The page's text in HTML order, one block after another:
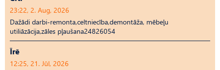
23:22, 2. Aug, 2026
Dažādi darbi-remonta,celtniecība,demontāža, mēbeļu
utiliāzācija,zāles pļaušana24826054
Īrē
12:25, 21. Jūl, 2026